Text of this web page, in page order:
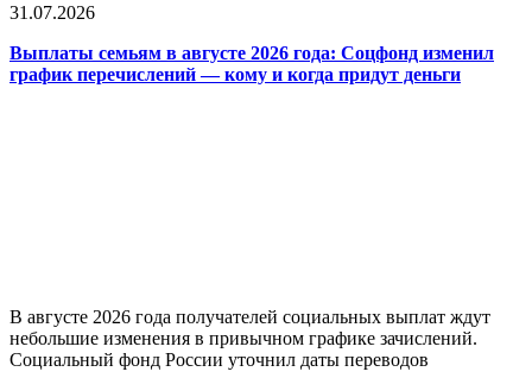
31.07.2026
Выплаты семьям в августе 2026 года: Соцфонд изменил
график перечислений — кому и когда придут деньги
В августе 2026 года получателей социальных выплат ждут
небольшие изменения в привычном графике зачислений.
Социальный фонд России уточнил даты переводов